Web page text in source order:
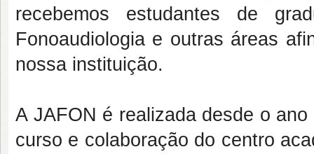
recebemos estudantes de
Fonoaudiologia e outras áreas
nossa instituição.
A JAFON é realizada desde o
curso e colaboração do centro